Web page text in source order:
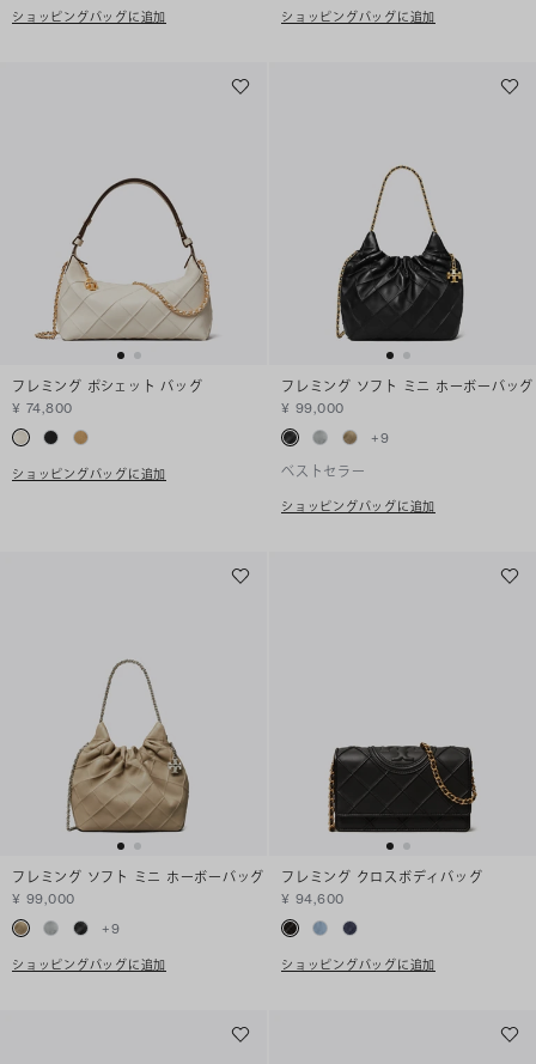
ショッピングバッグに追加 ショッピングバッグに追加
フレミング ポシェット バッグ
¥ 74,800
ショッピングバッグに追加
フレミング ソフト ミニ ホーボーバッグ
¥ 99,000
+9
ベストセラー
ショッピングバッグに追加
フレミング ソフト ミニ ホーボーバッグ
¥ 99,000
+9
ショッピングバッグに追加
フレミング クロスボディバッグ
¥ 94,600
ショッピングバッグに追加